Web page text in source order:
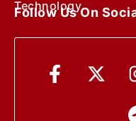
Technology
Follow Us On